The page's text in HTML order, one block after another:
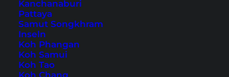
Kanchanaburi
Pattaya
Samut Songkhram
Inseln
Koh Phangan
Koh Samui
Koh Tao
Koh Chang
Lass dich inspirieren:
Reise- und